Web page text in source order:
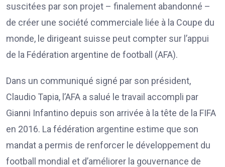
suscitées par son projet – finalement abandonné –
de créer une société commerciale liée à la Coupe du
monde, le dirigeant suisse peut compter sur l’appui
de la Fédération argentine de football (AFA).
Dans un communiqué signé par son président,
Claudio Tapia, l’AFA a salué le travail accompli par
Gianni Infantino depuis son arrivée à la tête de la FIFA
en 2016. La fédération argentine estime que son
mandat a permis de renforcer le développement du
football mondial et d’améliorer la gouvernance de